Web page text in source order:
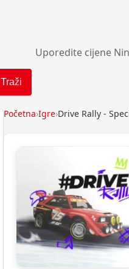
Uporedite cijene
Traži
Početna›Igre›Drive Rally -